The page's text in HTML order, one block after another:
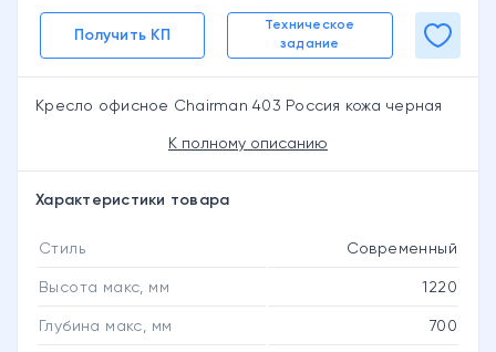
Получить КП
Техническое
задание
Кресло офисное Chairman 403 Россия кожа черная
К полному описанию
Характеристики товара
Стиль Современный
Высота макс, мм 1220
Глубина макс, мм 700